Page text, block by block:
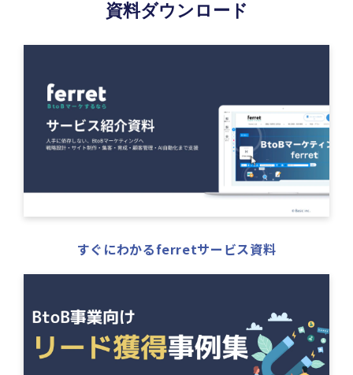
資料ダウンロード
すぐにわかるferretサービス資料